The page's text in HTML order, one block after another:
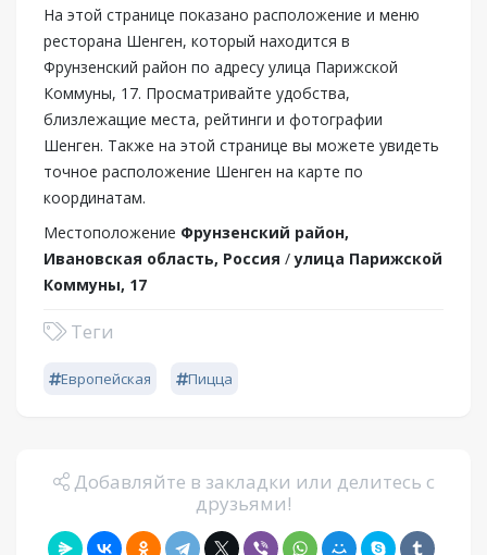
На этой странице показано расположение и меню
ресторана Шенген, который находится в
Фрунзенский район по адресу улица Парижской
Коммуны, 17. Просматривайте удобства,
близлежащие места, рейтинги и фотографии
Шенген. Также на этой странице вы можете увидеть
точное расположение Шенген на карте по
координатам.
Местоположение Фрунзенский район,
Ивановская область, Россия /улица Парижской
Коммуны, 17
Теги
Европейская Пицца
Добавляйте в закладки или делитесь с
друзьями!